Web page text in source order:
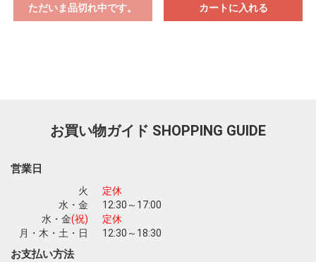
ただいま品切れ中です。 カートに入れる
お買い物を続ける カートへ進む
お買い物ガイド SHOPPING GUIDE
営業日
火
定休
水・金
12:30～17:00
水・金(祝)
定休
月・木・土・日
12:30～18:30
お支払い方法